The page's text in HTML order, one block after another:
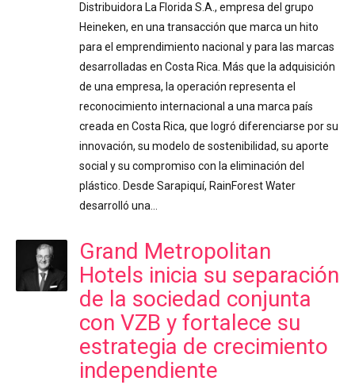
Distribuidora La Florida S.A., empresa del grupo
Heineken, en una transacción que marca un hito
para el emprendimiento nacional y para las marcas
desarrolladas en Costa Rica. Más que la adquisición
de una empresa, la operación representa el
reconocimiento internacional a una marca país
creada en Costa Rica, que logró diferenciarse por su
innovación, su modelo de sostenibilidad, su aporte
social y su compromiso con la eliminación del
plástico. Desde Sarapiquí, RainForest Water
desarrolló una…
Grand Metropolitan
Hotels inicia su separación
de la sociedad conjunta
con VZB y fortalece su
estrategia de crecimiento
independiente